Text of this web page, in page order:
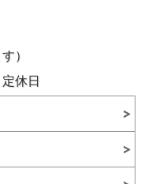
）
休日